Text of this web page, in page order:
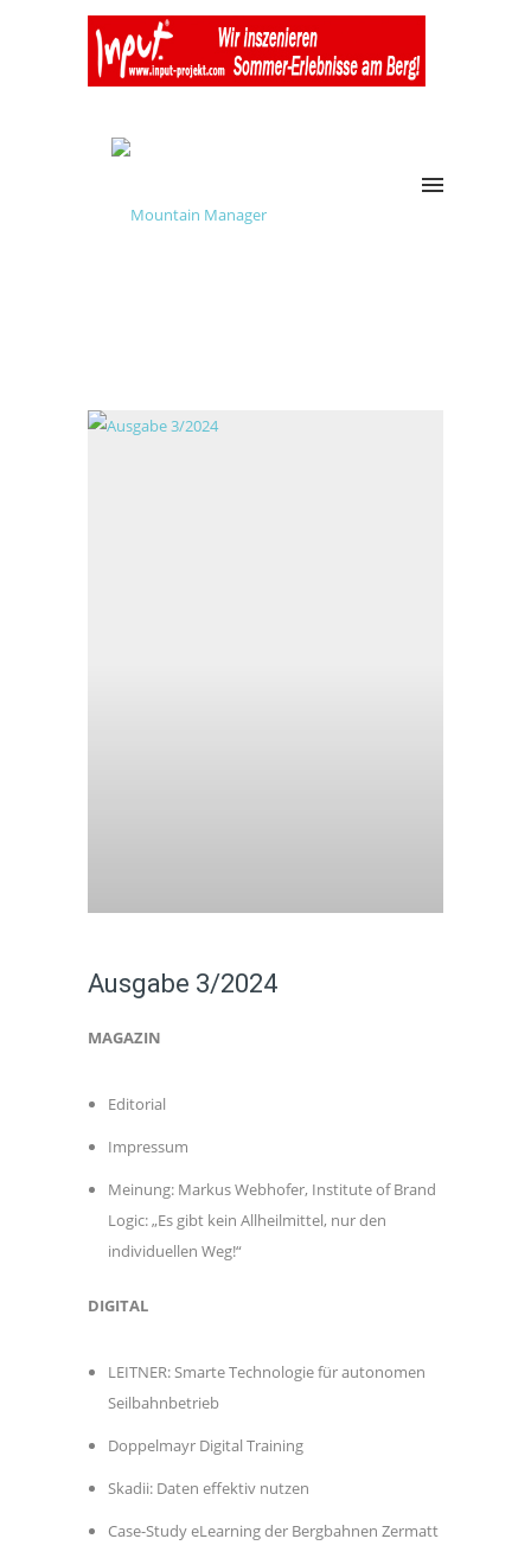
Ausgabe 3/2024
MAGAZIN
Editorial
Impressum
Meinung: Markus Webhofer, Institute of Brand
Logic: „Es gibt kein Allheilmittel, nur den
individuellen Weg!“
DIGITAL
LEITNER: Smarte Technologie für autonomen
Seilbahnbetrieb
Doppelmayr Digital Training
Skadii: Daten effektiv nutzen
Case-Study eLearning der Bergbahnen Zermatt